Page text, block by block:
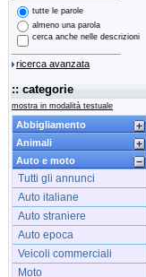
tutte le parole
almeno una parola
cerca anche nelle descrizioni
ricerca avanzata
:: categorie
mostra in modalità testuale
Abbigliamento
Animali
Auto e moto
Tutti gli annunci
Auto italiane
Auto straniere
Auto epoca
Veicoli commerciali
Moto